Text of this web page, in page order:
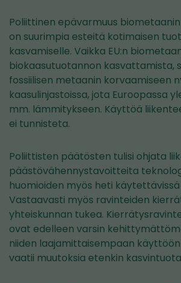
Poliittinen epävarmuus
on suurimpia esteitä kotimaisen
kasvamiselle. Vaikka EU:n
biokaasutuotannon kasvattamista,
fossiilisen metaanin korvaamiseen
kaasulinjastoissa, jota Euroopassa
mm. lämmitykseen. Käyttöä
ei tunnisteta.
Poliittisten päätösten tulisi ohjata
päästövähennystavoitteita
huomioiden myös heti
Vastaavasti myös ravinteiden
yhteiskunnan tukea.
ovat edelleen varsin
niiden laajamittaisempaan
vaatii muutoksia etenkin